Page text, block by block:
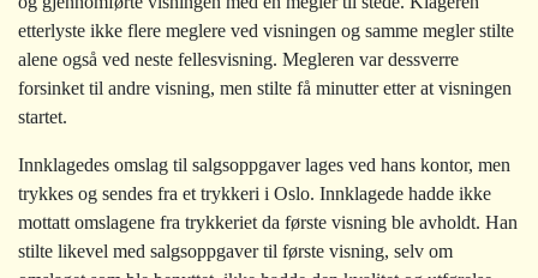
etterlyste ikke flere meglere ved visningen og samme megler stilte
alene også ved neste fellesvisning. Megleren var dessverre
forsinket til andre visning, men stilte få minutter etter at visningen
startet.
Innklagedes omslag til salgsoppgaver lages ved hans kontor, men
trykkes og sendes fra et trykkeri i Oslo. Innklagede hadde ikke
mottatt omslagene fra trykkeriet da første visning ble avholdt. Han
stilte likevel med salgsoppgaver til første visning, selv om